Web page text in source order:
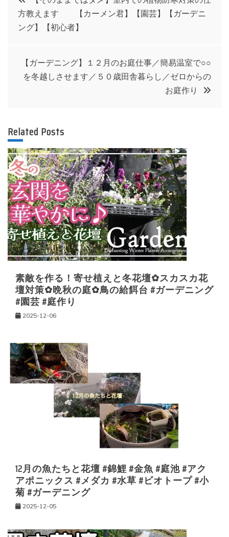
稿
ビ
ー
シ
ョ
ン
方教えます 【カーメン君】【園芸】【ガーデニ
ング】【初心者】
【ガーデニング】１２月のお庭仕事／簡易温室で○○
を冬越しさせます／５０歳田舎暮らし／ゼロからの
お庭作り
Related Posts
素敵を作る！寄せ植えと冬花壇✿スカスカ花
壇対策✿晩秋の庭✿鳥の給餌台 #ガーデニング
#園芸 #庭作り
2025-12-06
12月の魚たちと花壇 #錦鯉 #金魚 #庭池 #アク
アポニックス #メダカ #水草 #ビオトープ #小
菊 #ガーデニング
2025-12-05